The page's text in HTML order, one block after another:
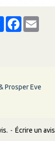
ShareFacebook
Email
Prosper Eve
- Écrire un avis